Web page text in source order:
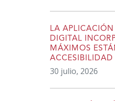
LA APLICACIÓN
DIGITAL
MÁXIMOS
ACCESIBILIDAD
30 julio, 2026